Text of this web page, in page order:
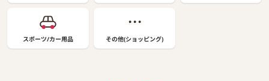
スポーツ/カー用品 その他(ショッピング)